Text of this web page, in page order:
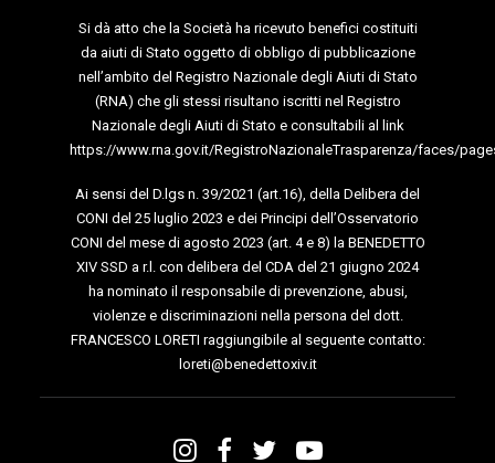
Si dà atto che la Società ha ricevuto benefici costituiti
da aiuti di Stato oggetto di obbligo di pubblicazione
nell’ambito del Registro Nazionale degli Aiuti di Stato
(RNA) che gli stessi risultano iscritti nel Registro
Nazionale degli Aiuti di Stato e consultabili al link
https://www.rna.gov.it/RegistroNazionaleTrasparenza/faces/
Ai sensi del D.lgs n. 39/2021 (art.16), della Delibera del
CONI del 25 luglio 2023 e dei Principi dell’Osservatorio
CONI del mese di agosto 2023 (art. 4 e 8) la BENEDETTO
XIV SSD a r.l. con delibera del CDA del 21 giugno 2024
ha nominato il responsabile di prevenzione, abusi,
violenze e discriminazioni nella persona del dott.
FRANCESCO LORETI raggiungibile al seguente contatto:
loreti@benedettoxiv.it